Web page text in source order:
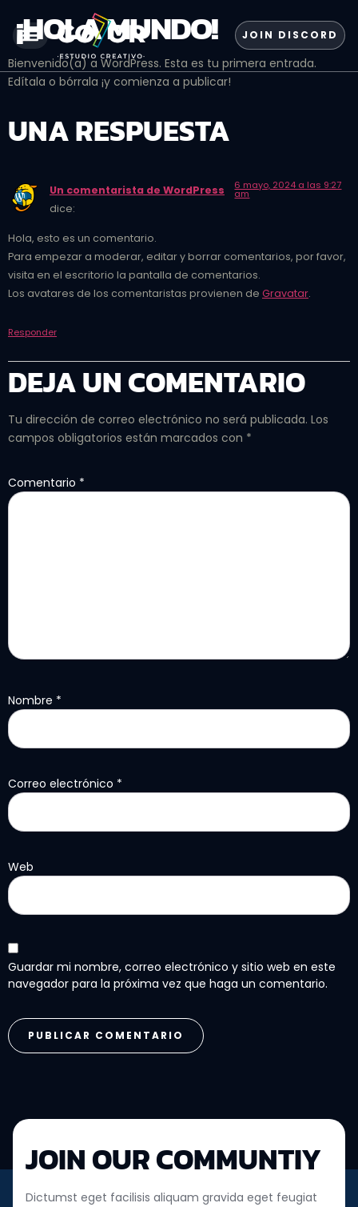
JOIN DISCORD
¡HOLA MUNDO!
Bienvenido(a) a WordPress. Esta es tu primera entrada.
Edítala o bórrala ¡y comienza a publicar!
UNA RESPUESTA
Un comentarista de WordPress
dice:
6 mayo, 2024 a las 9:27
am
Hola, esto es un comentario.
Para empezar a moderar, editar y borrar comentarios, por favor,
visita en el escritorio la pantalla de comentarios.
Los avatares de los comentaristas provienen de Gravatar.
Responder
DEJA UN COMENTARIO
Tu dirección de correo electrónico no será publicada. Los
campos obligatorios están marcados con *
Comentario *
Nombre *
Correo electrónico *
Web
Guardar mi nombre, correo electrónico y sitio web en este
navegador para la próxima vez que haga un comentario.
JOIN OUR COMMUNTIY
Dictumst eget facilisis aliquam gravida eget feugiat